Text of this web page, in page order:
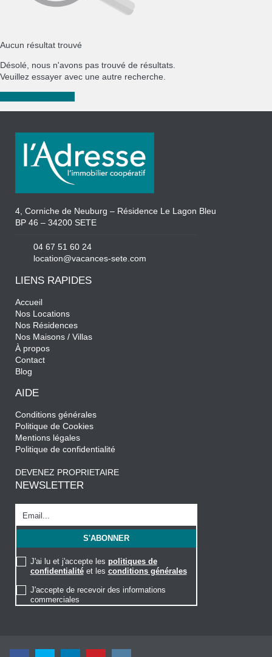
Aucun résultat trouvé
Désolé, nous n'avons pas trouvé de résultats.
Veuillez essayer avec une autre recherche.
4, Corniche de Neuburg – Résidence Le Lagon Bleu
BP 46 – 34200 SETE
04 67 51 60 24
location@vacances-sete.com
LIENS RAPIDES
Accueil
Nos Locations
Nos Résidences
Nos Maisons / Villas
À propos
Contact
Blog
AIDE
Conditions générales
Politique de Cookies
Mentions légales
Politique de confidentialité
DEVENEZ PROPRIETAIRE
NEWSLETTER
J'ai lu et j'accepte les politiques de
confidentialitéet les conditions générales
J'accepte de recevoir des informations
commerciales